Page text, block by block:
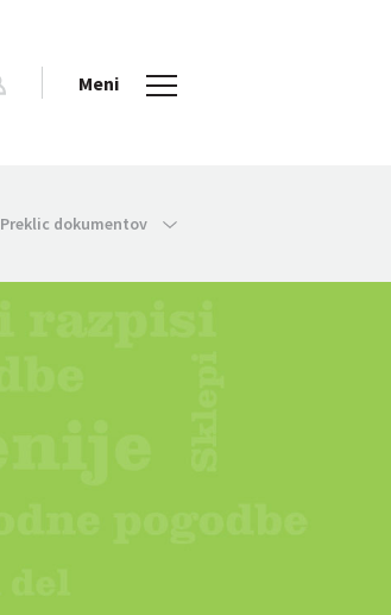
Meni
Preklic dokumentov